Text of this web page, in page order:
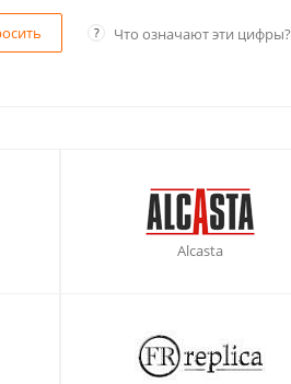
? Что означают эти цифры?
Alcasta